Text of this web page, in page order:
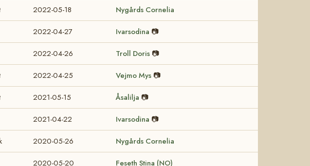
2022-05-18 Nygårds Cornelia
2022-04-27 Ivarsodina 📷
2022-04-26 Troll Doris 📷
2022-04-25 Vejmo Mys 📷
2021-05-15 Åsalilja 📷
2021-04-22 Ivarsodina 📷
2020-05-26 Nygårds Cornelia
2020-05-20 Feseth Stina (NO)